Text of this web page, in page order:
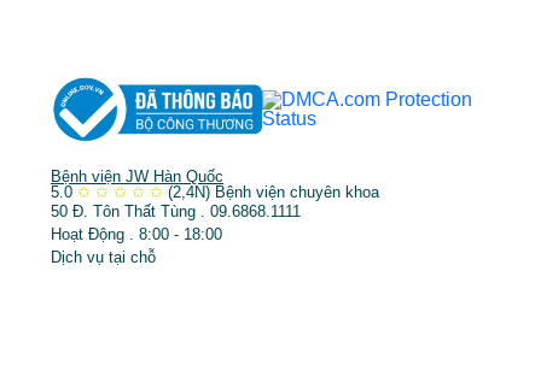
Bệnh viện JW Hàn Quốc
5.0 ✩ ✩ ✩ ✩ ✩ (2,4N) Bệnh viện chuyên khoa
50 Đ. Tôn Thất Tùng . 09.6868.1111
Hoạt Động . 8:00 - 18:00
Dịch vụ tại chỗ